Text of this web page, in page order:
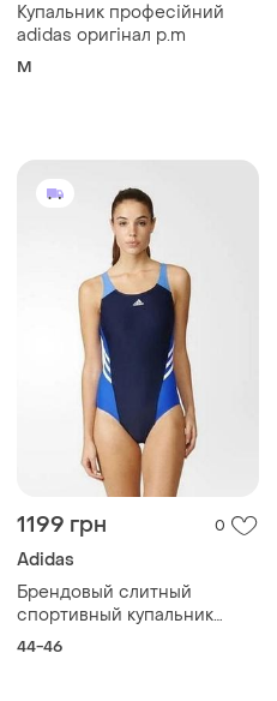
Купальник професійний
adidas оригінал р.m
M
1199 грн 0
Adidas
Брендовый слитный
спортивный купальник
adidas infinitex inspiration
44-46